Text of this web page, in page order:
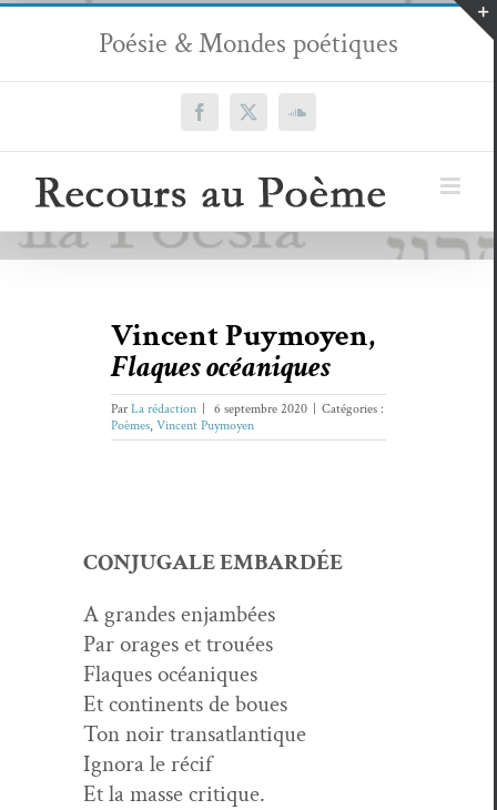
Passer
contenu
Poésie & Mondes poétiques
Facebook
X SoundCloud
Vincent Puymoyen,
Flaques océaniques
ParLa rédaction 6 septembre 2020
Catégories :
Poèmes, Vincent Puymoyen
CONJUGALE EMBARDÉE
A grandes enjambées
Par orages et trouées
Flaques océaniques
Et con­ti­nents de boues
Ton noir transatlantique
Igno­ra le récif
Et la masse critique.